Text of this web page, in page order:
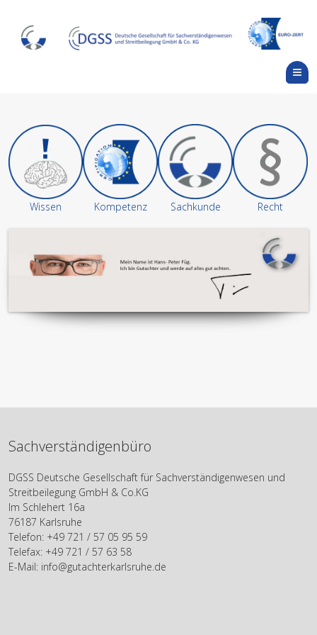
Wissen Kompetenz Sachkunde Recht
Sachverständigenbüro
DGSS Deutsche Gesellschaft für Sachverständigenwesen und
Streitbeilegung GmbH & Co.KG
Im Schlehert 16a
76187 Karlsruhe
Telefon: +49 721 / 57 05 95 59
Telefax: +49 721 / 57 63 58
E-Mail: info@gutachterkarlsruhe.de